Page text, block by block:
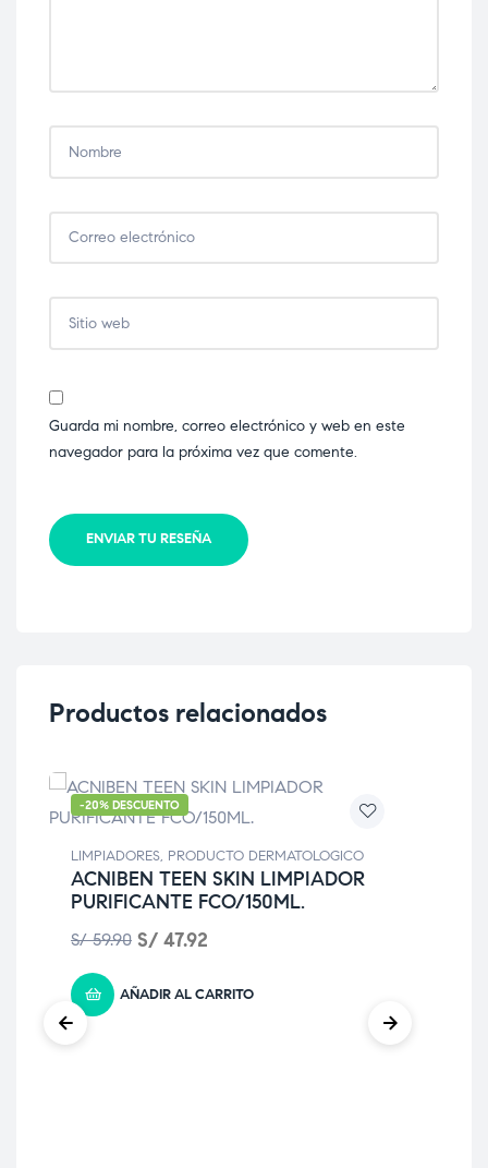
Guarda mi nombre, correo electrónico y web en este
navegador para la próxima vez que comente.
ENVIAR TU RESEÑA
Productos relacionados
-20% DESCUENTO
LIMPIADORES, PRODUCTO DERMATOLOGICO
ACNIBEN TEEN SKIN LIMPIADOR
PURIFICANTE FCO/150ML.
S/59.90 S/ 47.92
AÑADIR AL CARRITO